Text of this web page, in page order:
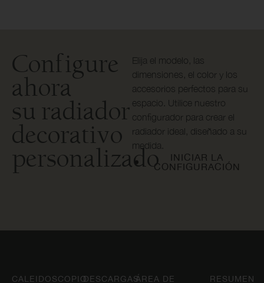
Configure
ahora
su radiador
decorativo
personalizado
Elija el modelo, las
dimensiones, el color y los
accesorios perfectos para su
espacio. Utilice nuestro
configurador para crear el
radiador ideal, diseñado a su
medida.
INICIAR LA
CONFIGURACIÓN
CALEIDOSCOPIODESCARGASÁREA DE
RESUMEN